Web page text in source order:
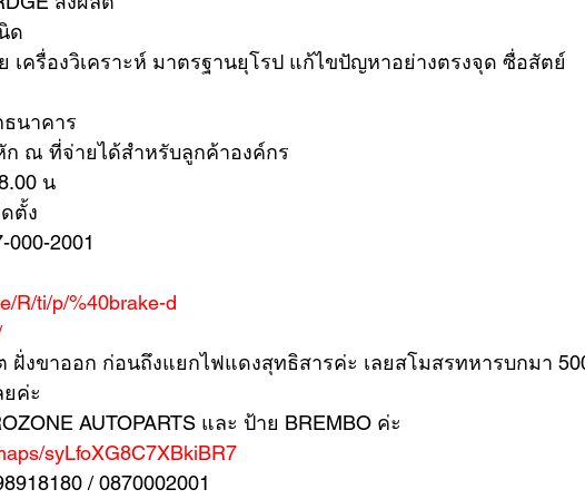
ด
เครื่องวิเคราะห์ มาตรฐานยุโรป แก้ไขปัญหาอย่างตรงจุด ซื่อสัตย์
นาคาร
ณ ที่จ่ายได้สำหรับลูกค้าองค์กร
น
ตั้ง
000-2001
R/ti/p/%40brake-d
ฝั่งขาออก ก่อนถึงแยกไฟแดงสุทธิสารค่ะ เลยสโมสรทหารบกมา
ค่ะ
AUTOPARTS และ ป้าย BREMBO ค่ะ
syLfoXG8C7XBkiBR7
/ 0870002001